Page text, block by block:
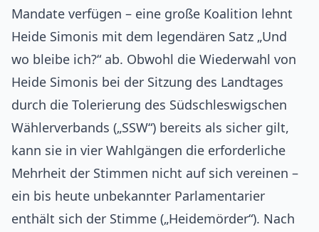
Mandate verfügen – eine große Koalition lehnt
Heide Simonis mit dem legendären Satz „Und
wo bleibe ich?“ ab. Obwohl die Wiederwahl von
Heide Simonis bei der Sitzung des Landtages
durch die Tolerierung des Südschleswigschen
Wählerverbands („SSW“) bereits als sicher gilt,
kann sie in vier Wahlgängen die erforderliche
Mehrheit der Stimmen nicht auf sich vereinen –
ein bis heute unbekannter Parlamentarier
enthält sich der Stimme („Heidemörder“). Nach